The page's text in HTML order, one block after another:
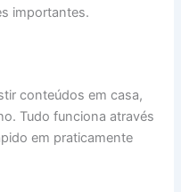
importantes.
conteúdos em casa,
Tudo funciona através
em praticamente